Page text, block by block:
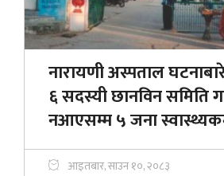
नारायणी अस्पताल
६ सदस्यी छानविन समिति
नआएसम्म ५ जना
आइतबार, साउन १०, २०८३